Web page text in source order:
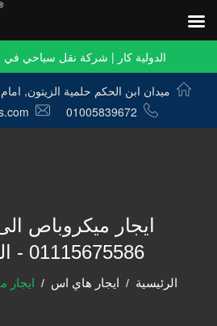
الدولية كار | شركة نقل سياحي
ميدان ابن الحكم حلمية الزيتون,
01005839672
ايجار ميكروباص
01115675586 - الدولية كار
الرئيسية ايجار هاي اس ايجار